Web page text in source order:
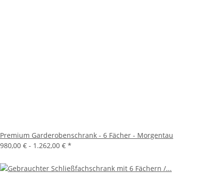
Premium Garderobenschrank - 6 Fächer - Morgentau
980,00 € - 1.262,00 € *